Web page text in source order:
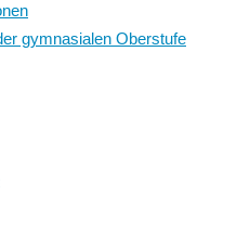
gymnasialen Oberstufe